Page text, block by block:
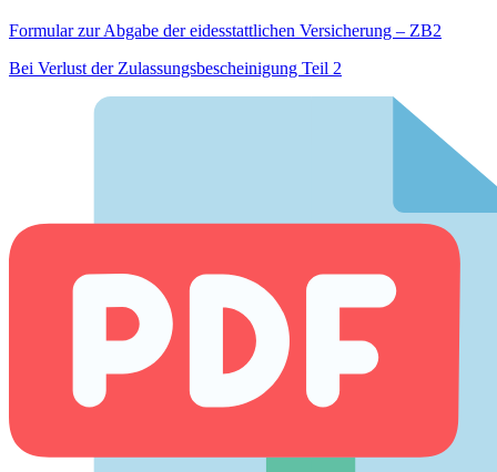
Formular zur Abgabe der eides­stattlichen Versicherung – ZB2
Bei Verlust der Zulassungsbescheinigung Teil 2